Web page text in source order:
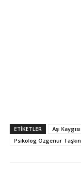
ETIKETLER Aşı Kaygısı
Psikolog Özgenur Taşkın